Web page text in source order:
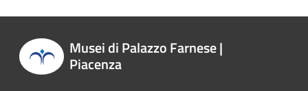
Musei di Palazzo Farnese |
Piacenza